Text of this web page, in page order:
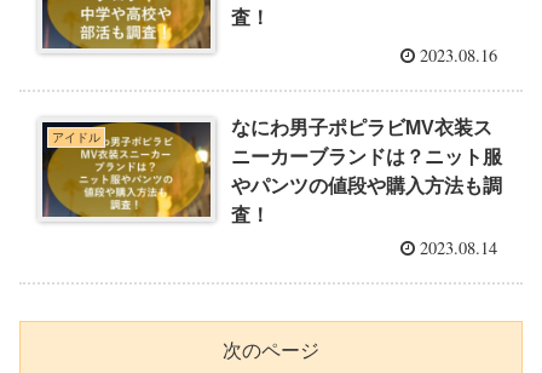
査！
2023.08.16
アイドル
なにわ男子ポピラビMV衣装ス
ニーカーブランドは？ニット服
やパンツの値段や購入方法も調
査！
2023.08.14
次のページ